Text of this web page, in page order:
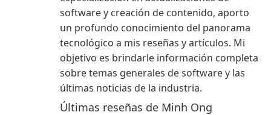
software y creación de contenido, aporto
un profundo conocimiento del panorama
tecnológico a mis reseñas y artículos. Mi
objetivo es brindarle información completa
sobre temas generales de software y las
últimas noticias de la industria.
Últimas reseñas de Minh Ong